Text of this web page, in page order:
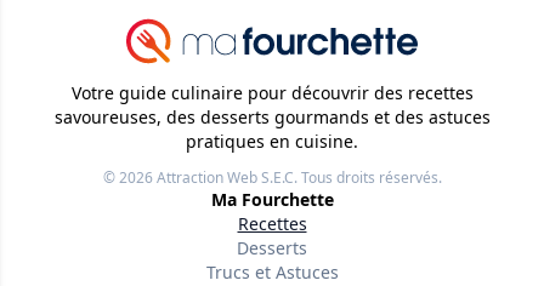
Votre guide culinaire pour découvrir des recettes
savoureuses, des desserts gourmands et des astuces
pratiques en cuisine.
© 2026Attraction Web S.E.C.Tous droits réservés.
Ma Fourchette
Recettes
Desserts
Trucs et Astuces